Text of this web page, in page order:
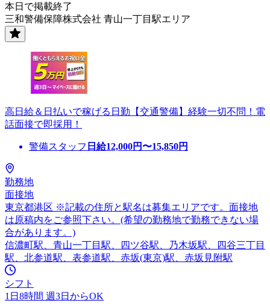
本日で掲載終了
三和警備保障株式会社 青山一丁目駅エリア
高日給＆日払いで稼げる日勤【交通警備】経験一切不問！電
話面接で即採用！
警備スタッフ 日給12,000円〜15,850円
勤務地
面接地
東京都港区 ※記載の住所と駅名は募集エリアです。面接地
は原稿内をご参照下さい。(希望の勤務地で勤務できない場
合があります。)
信濃町駅、青山一丁目駅、四ツ谷駅、乃木坂駅、四谷三丁目
駅、北参道駅、表参道駅、赤坂(東京)駅、赤坂見附駅
シフト
1日8時間 週3日からOK